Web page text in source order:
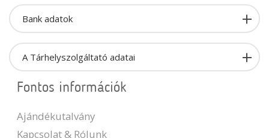
Bank adatok
A Tárhelyszolgáltató adatai
Fontos információk
Ajándékutalvány
Kapcsolat & Rólunk